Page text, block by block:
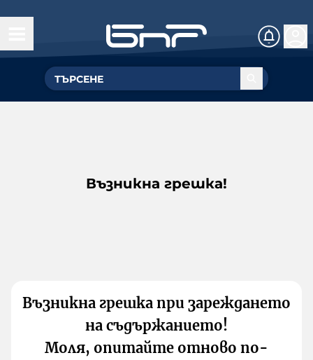
Възникна грешка!
Възникна грешка при зареждането
на съдържанието!
Моля, опитайте отново по-